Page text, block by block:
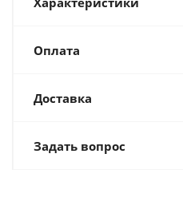
Оплата
Доставка
Задать вопрос